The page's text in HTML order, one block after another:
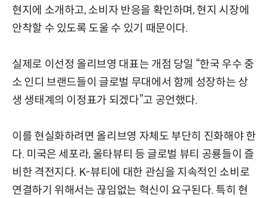
현지에 소개하고, 소비자 반응을 확인하며, 현지 시장에
안착할 수 있도록 도울 수 있기 때문이다.
실제로 이선정 올리브영 대표는 개점 당일 “한국 우수 중
소 인디 브랜드들이 글로벌 무대에서 함께 성장하는 상
생 생태계의 이정표가 되겠다”고 공언했다.
이를 현실화하려면 올리브영 자체도 부단히 진화해야 한
다. 미국은 세포라, 울타뷰티 등 글로벌 뷰티 공룡들이 즐
비한 격전지다. K-뷰티에 대한 관심을 지속적인 소비로
연결하기 위해서는 끊임없는 혁신이 요구된다. 특히 현